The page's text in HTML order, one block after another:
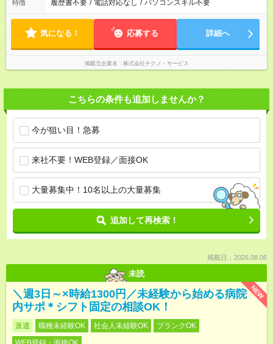
特徴 履歴書不要 / 電話対応なし / パソコンスキル不要
気になる！ 応募する 詳細へ
掲載元企業名 株式会社テクノ・サービス
こちらの条件も追加しませんか？
今が狙い目！急募
来社不要！WEB登録／面接OK
大量募集中！10名以上の大量募集
追加して再検索！
掲載日：2026.08.06
未読
NEW
＼週3日～×時給1300円／未経験から始める病院
内サポ＊シフト固定の相談OK！
派遣 職種未経験OK 社会人未経験OK
ブランクOK